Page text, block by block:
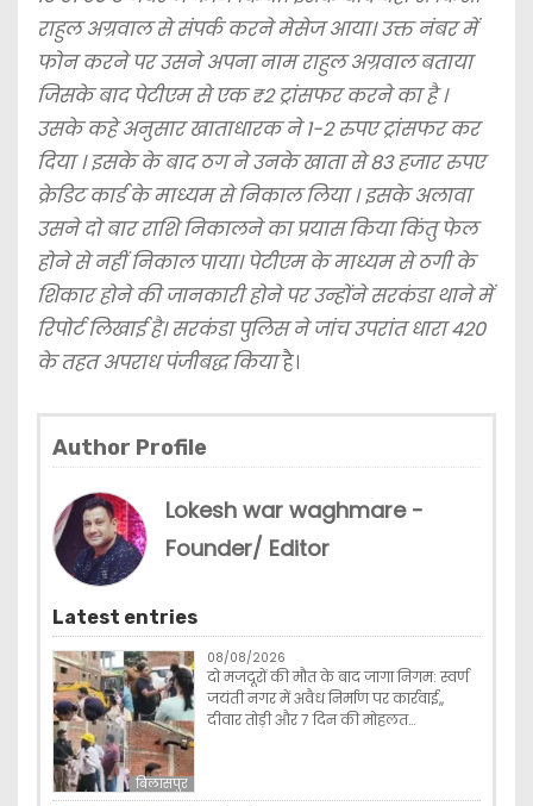
राहुल अग्रवाल से संपर्क करने मेसेज आया। उक्त नंबर में
फोन करने पर उसने अपना नाम राहुल अग्रवाल बताया
जिसके बाद पेटीएम से एक ₹2 ट्रांसफर करने का है ।
उसके कहे अनुसार खाताधारक ने 1-2 रुपए ट्रांसफर कर
दिया । इसके के बाद ठग ने उनके खाता से 83 हजार रुपए
क्रेडिट कार्ड के माध्यम से निकाल लिया । इसके अलावा
उसने दो बार राशि निकालने का प्रयास किया किंतु फेल
होने से नहीं निकाल पाया। पेटीएम के माध्यम से ठगी के
शिकार होने की जानकारी होने पर उन्होंने सरकंडा थाने में
रिपोर्ट लिखाई है। सरकंडा पुलिस ने जांच उपरांत धारा 420
के तहत अपराध पंजीबद्ध कियाहै।
Author Profile
Lokesh war waghmare -
Founder/ Editor
Latest entries
बिलासपुर
08/08/2026
दो मजदूरों की मौत के बाद जागा निगम: स्वर्ण
जयंती नगर में अवैध निर्माण पर कार्रवाई,,
दीवार तोड़ी और 7 दिन की मोहलत…